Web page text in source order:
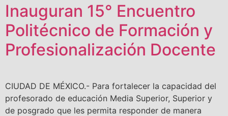
Inauguran 15° Encuentro
Politécnico de Formación y
Profesionalización Docente
CIUDAD DE MÉXICO.- Para fortalecer la capacidad del
profesorado de educación Media Superior, Superior y
de posgrado que les permita responder de manera